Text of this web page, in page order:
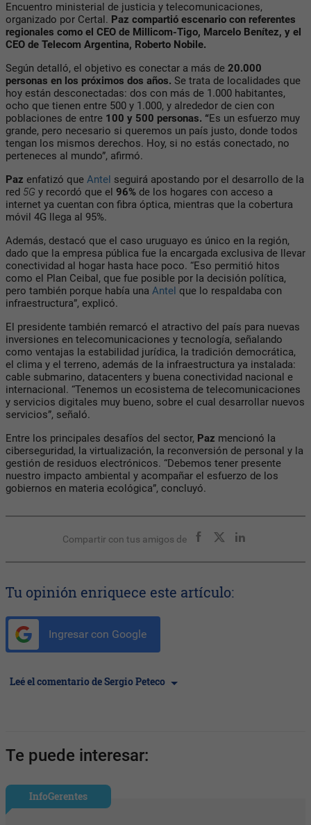
Encuentro ministerial de justicia y telecomunicaciones,
organizado por Certal. Paz compartió escenario con referentes
regionales como el CEO de Millicom-Tigo, Marcelo Benítez, y el
CEO de Telecom Argentina, Roberto Nobile.
Según detalló, el objetivo es conectar a más de 20.000
personas en los próximos dos años. Se trata de localidades que
hoy están desconectadas: dos con más de 1.000 habitantes,
ocho que tienen entre 500 y 1.000, y alrededor de cien con
poblaciones de entre 100 y 500 personas. “Es un esfuerzo muy
grande, pero necesario si queremos un país justo, donde todos
tengan los mismos derechos. Hoy, si no estás conectado, no
perteneces al mundo”, afirmó.
Paz enfatizó que Antel seguirá apostando por el desarrollo de la
red 5G y recordó que el 96% de los hogares con acceso a
internet ya cuentan con fibra óptica, mientras que la cobertura
móvil 4G llega al 95%.
Además, destacó que el caso uruguayo es único en la región,
dado que la empresa pública fue la encargada exclusiva de llevar
conectividad al hogar hasta hace poco. “Eso permitió hitos
como el Plan Ceibal, que fue posible por la decisión política,
pero también porque había una Antel que lo respaldaba con
infraestructura”, explicó.
El presidente también remarcó el atractivo del país para nuevas
inversiones en telecomunicaciones y tecnología, señalando
como ventajas la estabilidad jurídica, la tradición democrática,
el clima y el terreno, además de la infraestructura ya instalada:
cable submarino, datacenters y buena conectividad nacional e
internacional. “Tenemos un ecosistema de telecomunicaciones
y servicios digitales muy bueno, sobre el cual desarrollar nuevos
servicios”, señaló.
Entre los principales desafíos del sector, Paz mencionó la
ciberseguridad, la virtualización, la reconversión de personal y la
gestión de residuos electrónicos. “Debemos tener presente
nuestro impacto ambiental y acompañar el esfuerzo de los
gobiernos en materia ecológica”, concluyó.
Compartir con tus amigos de
Tu opinión enriquece este artículo:
Ingresar con Google
Leé el comentario de Sergio Peteco
Te puede interesar:
InfoGerentes